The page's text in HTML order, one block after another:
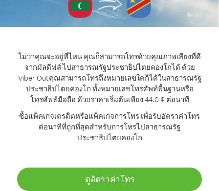
ไม่ว่าคุณจะอยู่ที่ไหน คุณก็สามารถโทรด้วยคุณภาพเสียงที่ดี
จากมัลดีฟส์ ไปสาธารณรัฐประชาธิปไตยคองโกได้ ด้วย
Viber Outคุณสามารถโทรถึงหมายเลขใดก็ได้ในสาธารณรัฐ
ประชาธิปไตยคองโก ทั้งหมายเลขโทรศัพท์พื้นฐานหรือ
โทรศัพท์มือถือ ด้วยราคาเริ่มต้นเพียง 44.0 ¢ ต่อนาที
ซื้อแพ็คเกจเครดิตหรือแพ็คเกจการโทร เพื่อรับอัตราค่าโทร
ต่อนาทีที่ถูกที่สุดสำหรับการโทรไปสาธารณรัฐ
ประชาธิปไตยคองโก
ดูอัตราค่าโทร